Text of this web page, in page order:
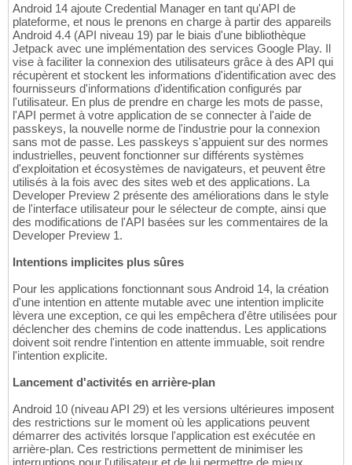
Android 14 ajoute Credential Manager en tant qu'API de
plateforme, et nous le prenons en charge à partir des appareils
Android 4.4 (API niveau 19) par le biais d'une bibliothèque
Jetpack avec une implémentation des services Google Play. Il
vise à faciliter la connexion des utilisateurs grâce à des API qui
récupèrent et stockent les informations d'identification avec des
fournisseurs d'informations d'identification configurés par
l'utilisateur. En plus de prendre en charge les mots de passe,
l'API permet à votre application de se connecter à l'aide de
passkeys, la nouvelle norme de l'industrie pour la connexion
sans mot de passe. Les passkeys s'appuient sur des normes
industrielles, peuvent fonctionner sur différents systèmes
d'exploitation et écosystèmes de navigateurs, et peuvent être
utilisés à la fois avec des sites web et des applications. La
Developer Preview 2 présente des améliorations dans le style
de l'interface utilisateur pour le sélecteur de compte, ainsi que
des modifications de l'API basées sur les commentaires de la
Developer Preview 1.
Intentions implicites plus sûres
Pour les applications fonctionnant sous Android 14, la création
d'une intention en attente mutable avec une intention implicite
lèvera une exception, ce qui les empêchera d'être utilisées pour
déclencher des chemins de code inattendus. Les applications
doivent soit rendre l'intention en attente immuable, soit rendre
l'intention explicite.
Lancement d'activités en arrière-plan
Android 10 (niveau API 29) et les versions ultérieures imposent
des restrictions sur le moment où les applications peuvent
démarrer des activités lorsque l'application est exécutée en
arrière-plan. Ces restrictions permettent de minimiser les
interruptions pour l'utilisateur et de lui permettre de mieux